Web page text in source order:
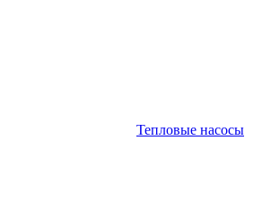
Тепловые насосы